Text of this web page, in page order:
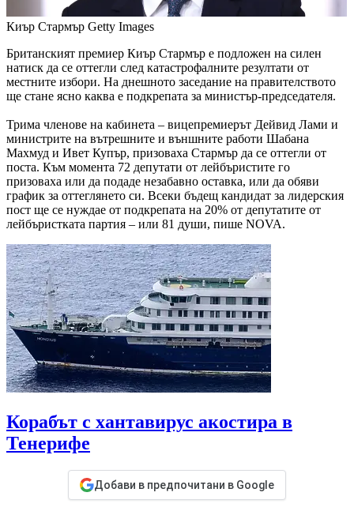
Киър Стармър Getty Images
Британският премиер Киър Стармър е подложен на силен
натиск да се оттегли след катастрофалните резултати от
местните избори. На днешното заседание на правителството
ще стане ясно каква е подкрепата за министър-председателя.
Трима членове на кабинета – вицепремиерът Дейвид Лами и
министрите на вътрешните и външните работи Шабана
Махмуд и Ивет Купър, призоваха Стармър да се оттегли от
поста. Към момента 72 депутати от лейбъристите го
призоваха или да подаде незабавно оставка, или да обяви
график за оттеглянето си. Всеки бъдещ кандидат за лидерския
пост ще се нуждае от подкрепата на 20% от депутатите от
лейбъристката партия – или 81 души, пише NOVA.
Корабът с хантавирус акостира в
Тенерифе
Добави в предпочитани в Google